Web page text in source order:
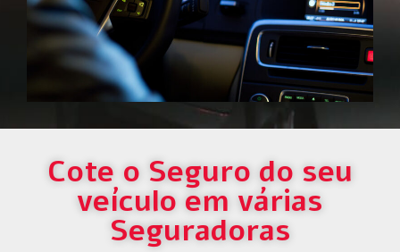
Cote o Seguro do seu
veículo em várias
Seguradoras